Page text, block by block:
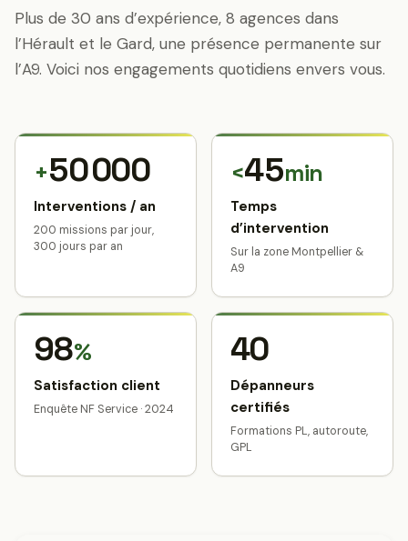
Plus de 30 ans d’expérience, 8 agences dans
l’Hérault et le Gard, une présence permanente sur
l’A9. Voici nos engagements quotidiens envers vous.
+50 000
Interventions / an
200 missions par jour,
300 jours par an
<45min
Temps
d’intervention
Sur la zone Montpellier &
A9
98%
Satisfaction client
Enquête NF Service · 2024
40
Dépanneurs
certifiés
Formations PL, autoroute,
GPL